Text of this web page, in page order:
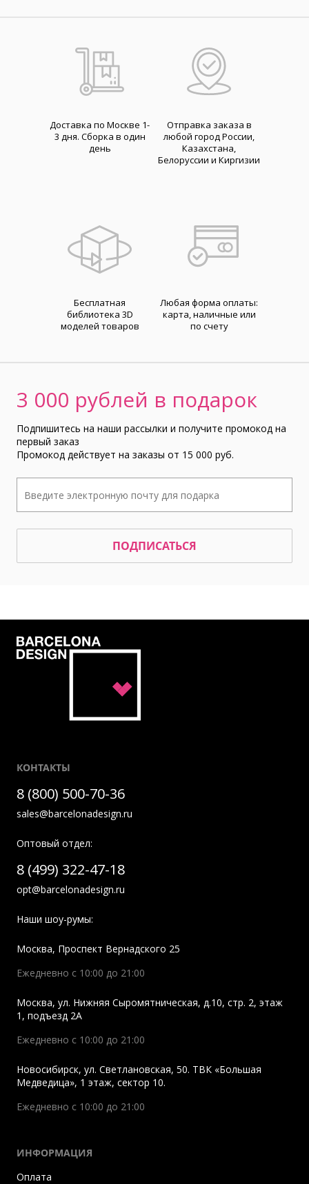
Доставка по Москве 1-
3 дня. Cборка в один
день
Отправка заказа в
любой город России,
Казахстана,
Белоруссии и Киргизии
Бесплатная
библиотека 3D
моделей товаров
Любая форма оплаты:
карта, наличные или
по счету
3 000 рублей в подарок
Подпишитесь на наши рассылки и получите промокод на
первый заказ
Промокод действует на заказы от 15 000 руб.
ПОДПИСАТЬСЯ
КОНТАКТЫ
8 (800) 500-70-36
sales@barcelonadesign.ru
Оптовый отдел:
8 (499) 322-47-18
opt@barcelonadesign.ru
Наши шоу-румы:
Москва, Проспект Вернадского 25
Ежедневно с 10:00 до 21:00
Москва, ул. Нижняя Сыромятническая, д.10, стр. 2, этаж
1, подъезд 2A
Ежедневно с 10:00 до 21:00
Новосибирск, ул. Светлановская, 50. ТВК «Большая
Медведица», 1 этаж, сектор 10.
Ежедневно с 10:00 до 21:00
ИНФОРМАЦИЯ
Оплата